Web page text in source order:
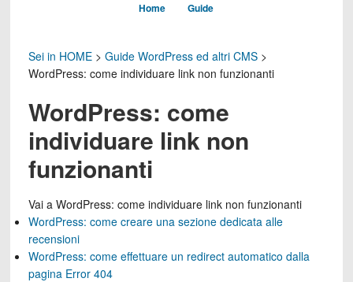
Home Guide
Sei in HOME> Guide WordPress ed altri CMS>
WordPress: come individuare link non funzionanti
WordPress: come
individuare link non
funzionanti
Vai a WordPress: come individuare link non funzionanti
WordPress: come creare una sezione dedicata alle
recensioni
WordPress: come effettuare un redirect automatico dalla
pagina Error 404